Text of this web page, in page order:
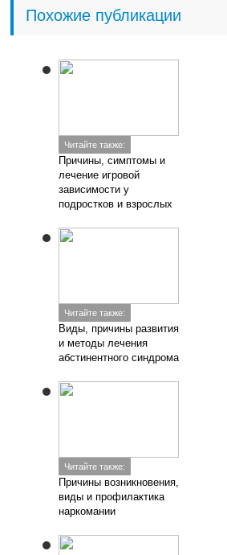
Похожие публикации
Читайте также:
Причины, симптомы и
лечение игровой
зависимости у
подростков и взрослых
Читайте также:
Виды, причины развития
и методы лечения
абстинентного синдрома
Читайте также:
Причины возникновения,
виды и профилактика
наркомании